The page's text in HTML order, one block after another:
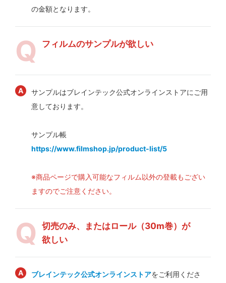
の金額となります。
フィルムのサンプルが欲しい
サンプルはブレインテック公式オンラインストアにご用
意しております。
サンプル帳
https://www.filmshop.jp/product-list/5
※商品ページで購入可能なフィルム以外の登載もござい
ますのでご注意ください。
切売のみ、またはロール（30m巻）が
欲しい
ブレインテック公式オンラインストアをご利用くださ